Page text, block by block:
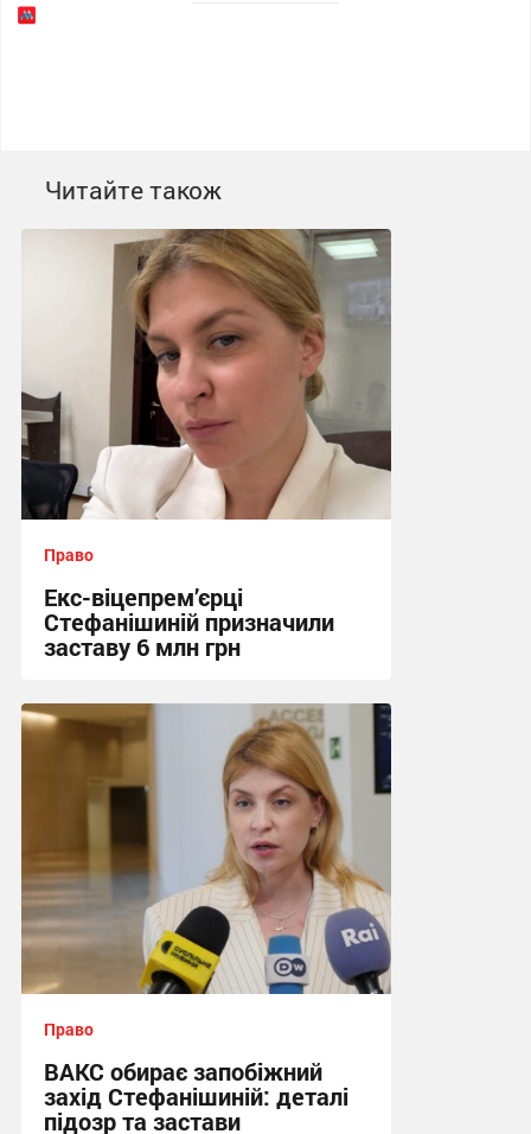
Читайте також
Право
Екс-віцепрем’єрці
Стефанішиній призначили
заставу 6 млн грн
10:43 сьогодні
Право
ВАКС обирає запобіжний
захід Стефанішиній: деталі
підозр та застави